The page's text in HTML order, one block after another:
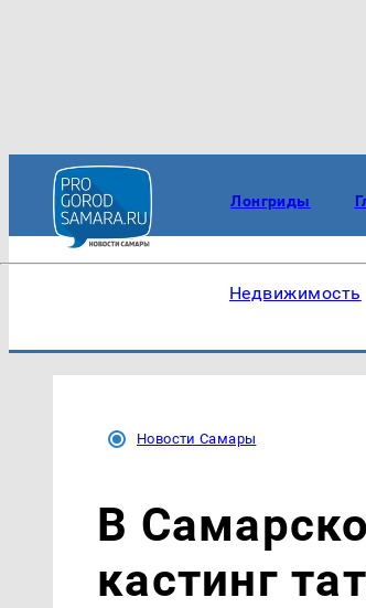
Лонгриды
Недвижимость
Новости Самары
В
кастинг